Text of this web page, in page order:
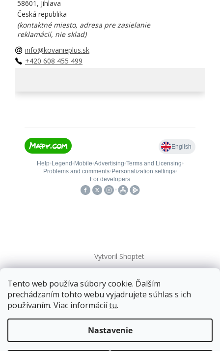
Tento web používa súbory cookie. Ďalším
prechádzaním tohto webu vyjadrujete súhlas s ich
používaním. Viac informáciítu.
Nastavenie
Doprava zadarmopre balíkové zásielky v hodnote
nad120 EUR*.
Balíky zasielame už od4 EUR.
58601, Jihlava
Česká republika
(kontaktné miesto, adresa pre zasielanie
reklamácií, nie sklad)
info@kovanieplus.sk
+420 608 455 499
Vytvoril Shoptet
Copyright 2026kovanieplus. Všetky práva vyhradené.